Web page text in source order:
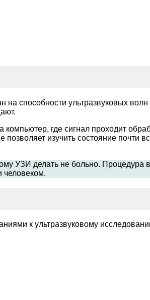
способности ультразвуковых
где сигнал проходит
изучить состояние почти
УЗИ делать не больно.
человеком.
к ультразвуковому